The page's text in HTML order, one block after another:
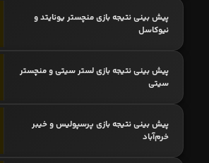
پیش بینی نتیجه بازی منچستر یونایتد و
نیوکاسل
پیش بینی نتیجه بازی لستر سیتی و منچستر
سیتی
پیش بینی نتیجه بازی پرسپولیس و خیبر
خرم‌آباد